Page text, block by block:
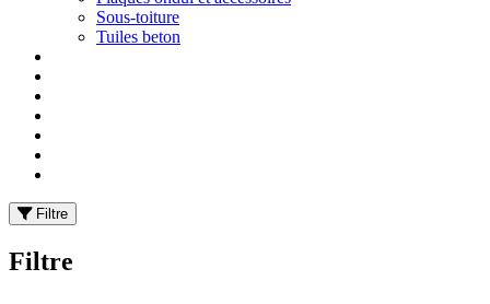
Sous-toiture
Tuiles beton
Filtre
Filtre